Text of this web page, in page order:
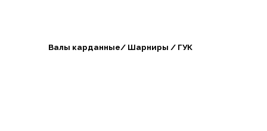
Валы карданные/ Шарниры / ГУК